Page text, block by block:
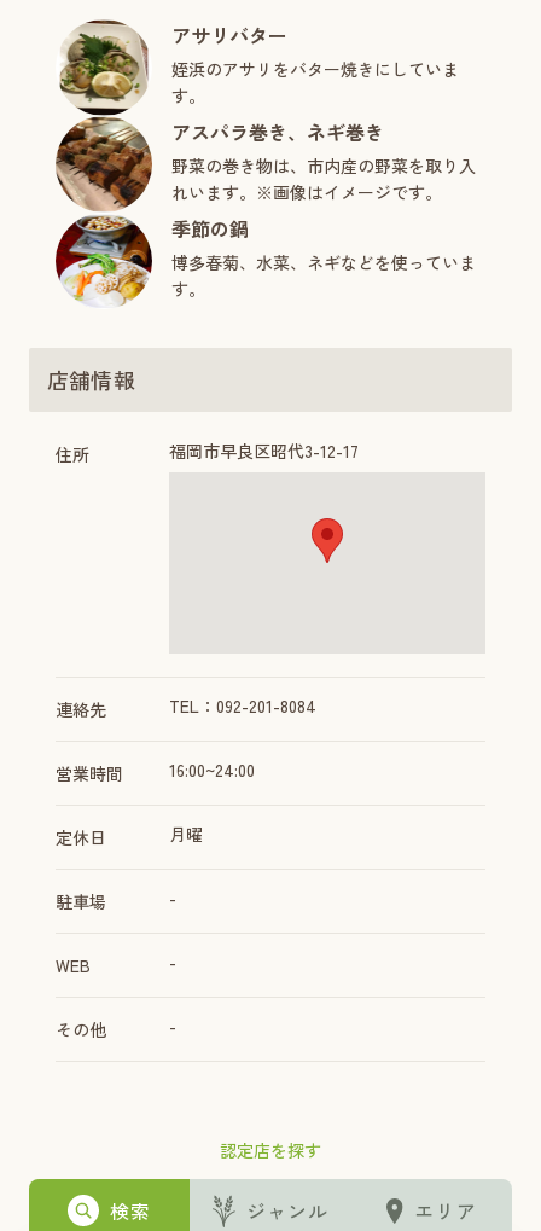
認定店を探す
検索 ジャンル エリア
アサリバター
姪浜のアサリをバター焼きにしていま
す。
アスパラ巻き、ネギ巻き
野菜の巻き物は、市内産の野菜を取り入
れいます。※画像はイメージです。
季節の鍋
博多春菊、水菜、ネギなどを使っていま
す。
店舗情報
住所 福岡市早良区昭代3-12-17
連絡先 TEL：092-201-8084
営業時間 16:00~24:00
定休日 月曜
駐車場 -
WEB -
その他 -